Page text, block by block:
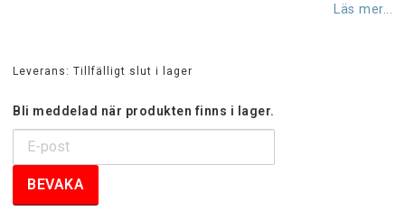
Läs mer...
Leverans: Tillfälligt slut i lager
Bli meddelad när produkten finns i lager.
BEVAKA